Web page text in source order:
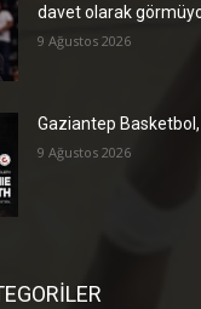
davet olarak
9 Ağustos 2026
Gaziantep Basketbol,
9 Ağustos 2026